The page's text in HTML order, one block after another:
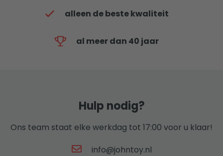
alleen de beste kwaliteit
al meer dan 40 jaar
Hulp nodig?
Ons team staat elke werkdag tot 17:00 voor u klaar!
info@johntoy.nl